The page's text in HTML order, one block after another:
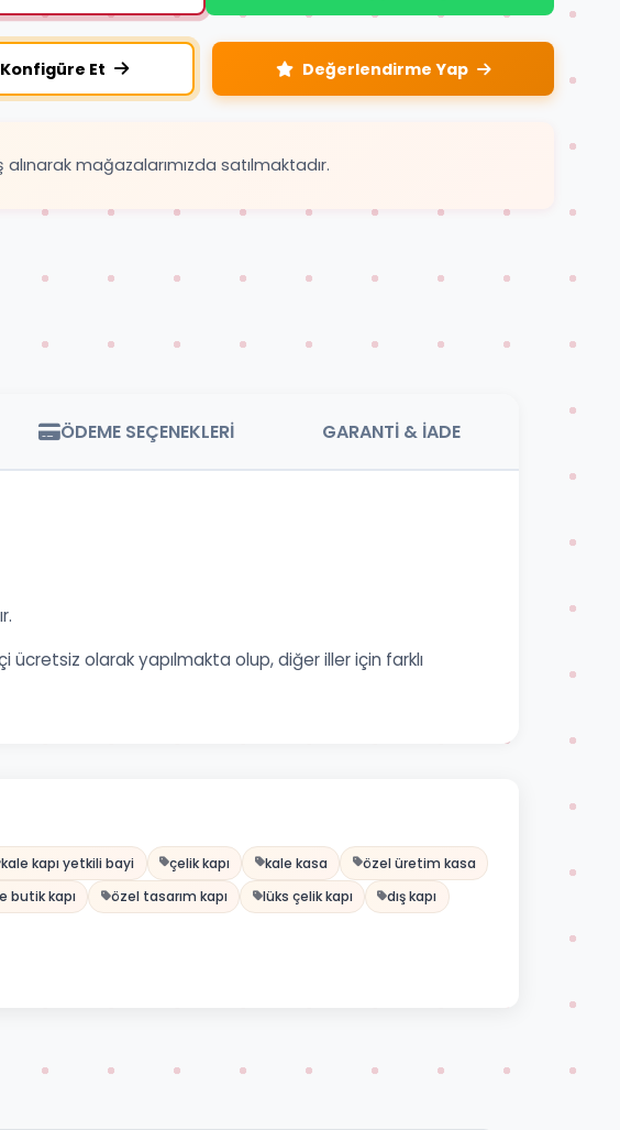
Et Değerlendirme Yap
alınarak mağazalarımızda satılmaktadır.
ÖDEME SEÇENEKLERİ GARANTİ & İADE
ücretsiz olarak yapılmakta olup, diğer iller için farklı
kale kapı yetkili bayi çelik kapı kale kasa
özel üretim kasa
butik kapı özel tasarım kapı lüks çelik kapı
dış kapı